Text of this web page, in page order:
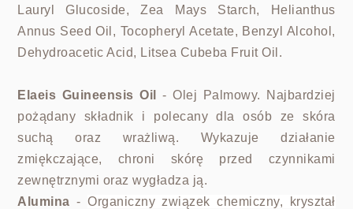
Lauryl Glucoside, Zea Mays Starch, Helianthus
Annus Seed Oil, Tocopheryl Acetate, Benzyl Alcohol,
Dehydroacetic Acid, Litsea Cubeba Fruit Oil.
Elaeis Guineensis Oil- Olej Palmowy. Najbardziej
pożądany składnik i polecany dla osób ze skóra
suchą oraz wrażliwą. Wykazuje działanie
zmiękczające, chroni skórę przed czynnikami
zewnętrznymi oraz wygładza ją.
Alumina -Organiczny związek chemiczny, kryształ